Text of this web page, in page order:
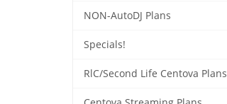
NON-AutoDJ Plans
Specials!
RlC/Second Life Centova Plans